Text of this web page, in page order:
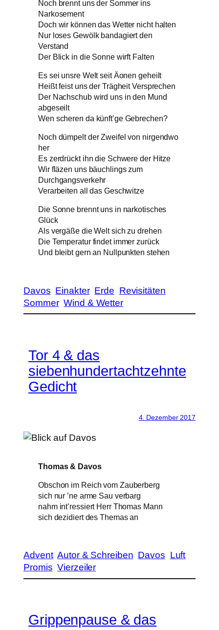
Noch brennt uns der Sommer ins
Narkosement
Doch wir können das Wetter nicht halten
Nur loses Gewölk bandagiert den
Verstand
Der Blick in die Sonne wirft Falten
Es sei unsre Welt seit Äonen geheilt
Heißt feist uns der Trägheit Versprechen
Der Nachschub wird uns in den Mund
abgeseilt
Wen scheren da künft’ge Gebrechen?
Noch dümpelt der Zweifel von nirgendwo
her
Es zerdrückt ihn die Schwere der Hitze
Wir fläzen uns bäuchlings zum
Durchgangsverkehr
Verarbeiten all das Geschwitze
Die Sonne brennt uns in narkotisches
Glück
Als vergäße die Welt sich zu drehen
Die Temperatur findet immer zurück
Und bleibt gern an Nullpunkten stehen
Davos Einakter Erde Revisitäten
Sommer Wind & Wetter
Tor 4 & das
siebenhundertachtzehnte
Gedicht
4. Dezember 2017
Thomas & Davos
Obschon im Reich vom Zauberberg
sich nur ’ne arme Sau verbarg
nahm int’ressiert Herr Thomas Mann
sich dezidiert des Themas an
Advent Autor & Schreiben Davos Luft
Promis Vierzeiler
Grippenpause & das